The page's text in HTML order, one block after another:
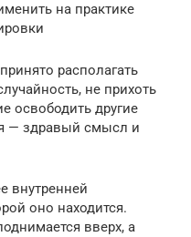
на практике
располагать
не прихоть
освободить другие
— здравый смысл и
внутренней
оно находится.
вверх, а